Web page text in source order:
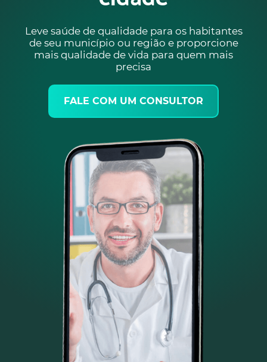
Leve saúde de qualidade para os habitantes
de seu município ou região e proporcione
mais qualidade de vida para quem mais
precisa
FALE COM UM CONSULTOR